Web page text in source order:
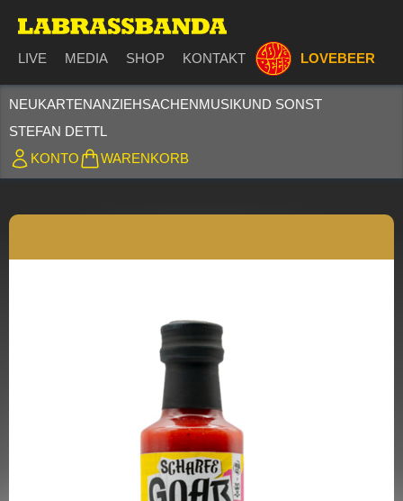
LIVE MEDIA SHOP KONTAKT LOVEBEER
NEUKARTENANZIEHSACHENMUSIKUND SONST
STEFAN DETTL
KONTO
WARENKORB